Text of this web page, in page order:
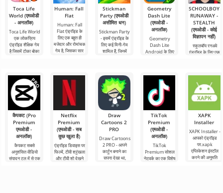
Toca Life
World (एमओडी
- अनलॉक)
Toca Life World
एक लोकप्रिय
एंड्रॉइड शैक्षिक गेम
है जिसमें टोका बोका
Human: Fall
Flat
Human: Fall
Flat एंड्रॉइड के
लिए एक बहुत ही
मजेदार और रोमांचक
गेम है, जिसका सार
Stickman
Party (एमओडी
असीमित धन)
Stickman Party
- इसमें एंड्रॉइड के
लिए कई मिनी-गेम
शामिल हैं, जिनमें
Geometry
Dash Lite
(एमओडी -
अनलॉक)
Geometry
Dash Lite
Android के लिए
करने की
SCHOOLBOY
RUNAWAY -
STEALTH
(एमओडी - कोई
विज्ञापन नहीं)
स्कूलबॉय रनअवे
एंड्रॉइड के लिए एक
कैपकट (Pro
Premium
एमओडी -
अनलॉक)
कैपकट सबसे
अनुशंसित वीडियो
संपादन टूल में से एक
Netflix
Premium
(एमओडी - सब
कुछ खुला है)
एंड्रॉइड डिवाइस पर
फिल्में, टीवी श्रृंखला
और टीवी शो देखने
Draw
Cartoons 2
PRO
Draw Cartoons
2 PRO - आपने
कार्टून बनाने का
सपना देखा था,
TikTok
Premium
(एमओडी -
अनलॉक)
TikTok
Premium सोशल
नेटवर्क का एक विशेष
XAPK
Installer
XAPK Installer -
आपको एंड्रॉइड
पर.xapk
एप्लिकेशन इंस्टॉल
करने की अनुमति